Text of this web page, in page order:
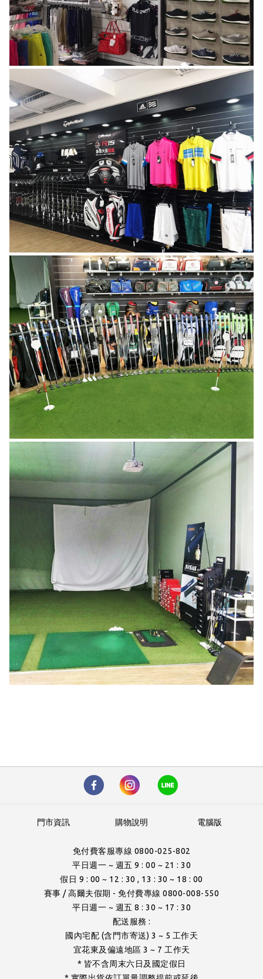
電腦版
購物說明
門市資訊
免付費客服專線 0800-025-802
平日週一 ~ 週五 9 : 00 ~ 21 : 30
假日 9 : 00 ~ 12 : 30 , 13 : 30 ~ 18 : 00
賽事 / 高爾夫假期 - 免付費專線 0800-008-550
平日週一 ~ 週五 8 : 30 ~ 17 : 30
配送服務 :
國內宅配 (含門市寄送) 3 ~ 5 工作天
宜花東及偏遠地區 3 ~ 7 工作天
* 皆不含周末六日及國定假日